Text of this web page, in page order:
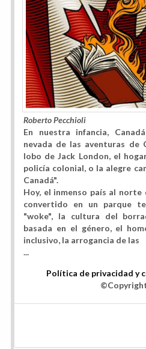
Roberto Pecchioli
En nuestra infancia,
nevada de las aventuras de
lobo de Jack London, el
policía colonial, o la alegre
Canadá".
Hoy, el inmenso país al norte
convertido en un parque
"woke", la cultura del
basada en el género, el
inclusivo, la arrogancia de las
...
Política de privacidad y